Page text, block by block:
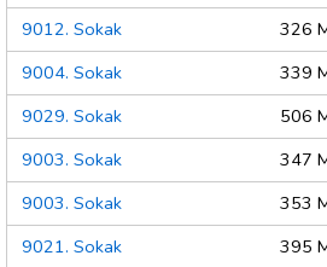
9012. Sokak
326
9004. Sokak
339
9029. Sokak
506
9003. Sokak
347
9003. Sokak
353
9021. Sokak
395